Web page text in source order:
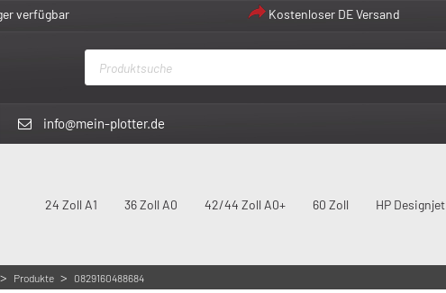
verfügbar Kostenloser DE Versand
Products
search
info@mein-plotter.de
24 Zoll A1 36 Zoll A0 42/44 Zoll A0+ 60 Zoll HP Designjet
> Produkte > 0829160488684